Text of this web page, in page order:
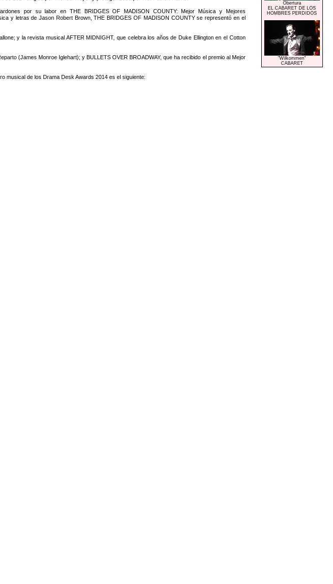
por su labor en THE BRIDGES OF MADISON COUNTY: Mejor Música y Mejores
y letras de Jason Robert Brown, THE BRIDGES OF MADISON COUNTY se representó en el
y la revista musical AFTER MIDNIGHT, que celebra los años de Duke Ellington en el Cotton
(James Monroe Iglehart); y BULLETS OVER BROADWAY, que ha recibido el premio al Mejor
musical de los Drama Desk Awards 2014 es el siguiente:
Obertura
EL CABARET DE LOS
HOMBRES PERDIDOS
"Wilkommen"
CABARET